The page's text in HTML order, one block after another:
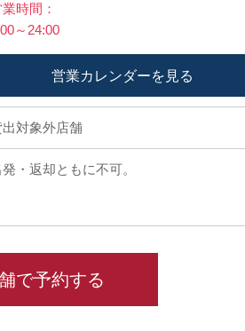
時間：
～24:00
営業カレンダーを見る
出対象外店舗
発・返却ともに不可。
で予約する